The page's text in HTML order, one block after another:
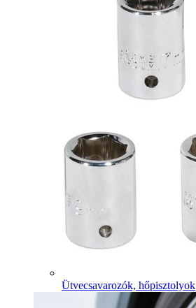
Ütvecsavarozók, hőpisztolyok